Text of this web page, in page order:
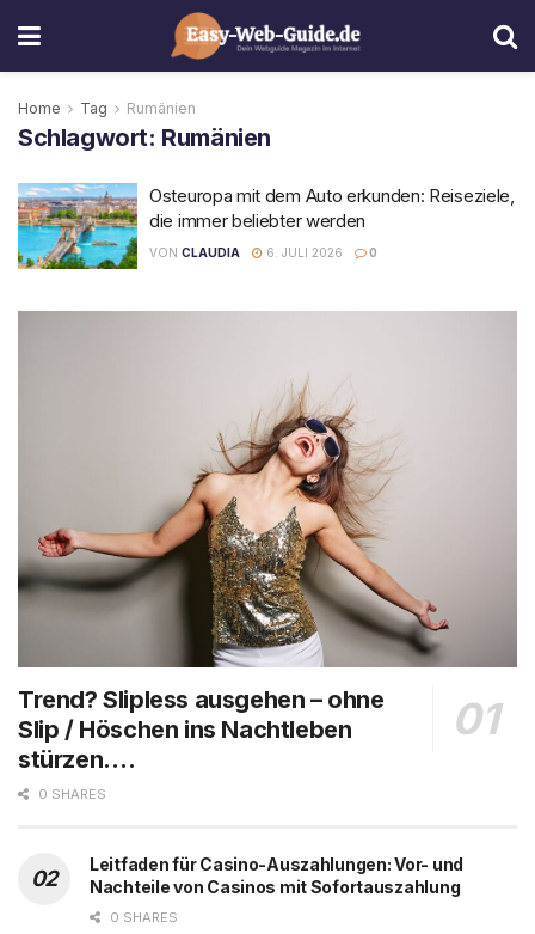
Home Tag Rumänien
Schlagwort: Rumänien
Osteuropa mit dem Auto erkunden: Reiseziele,
die immer beliebter werden
VON CLAUDIA 6. JULI 2026 0
Trend? Slipless ausgehen – ohne
Slip / Höschen ins Nachtleben
stürzen….
0 SHARES
Leitfaden für Casino-Auszahlungen: Vor- und
Nachteile von Casinos mit Sofortauszahlung
0 SHARES